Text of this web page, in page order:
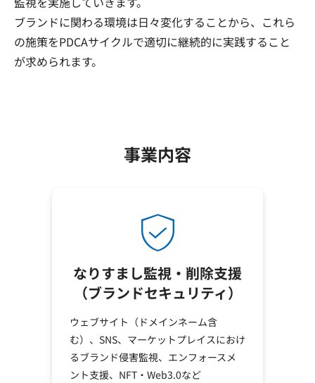
ブランドに関わる環境は日々変化することから、これら
の施策をPDCAサイクルで適切に継続的に実践すること
が求められます。
事業内容
なりすまし監視・削除支援
（ブランドセキュリティ）
ウェブサイト（ドメインネーム含
む）、SNS、マーケットプレイスにおけ
るブランド侵害監視、エンフォースメ
ント支援、NFT・Web3.0など